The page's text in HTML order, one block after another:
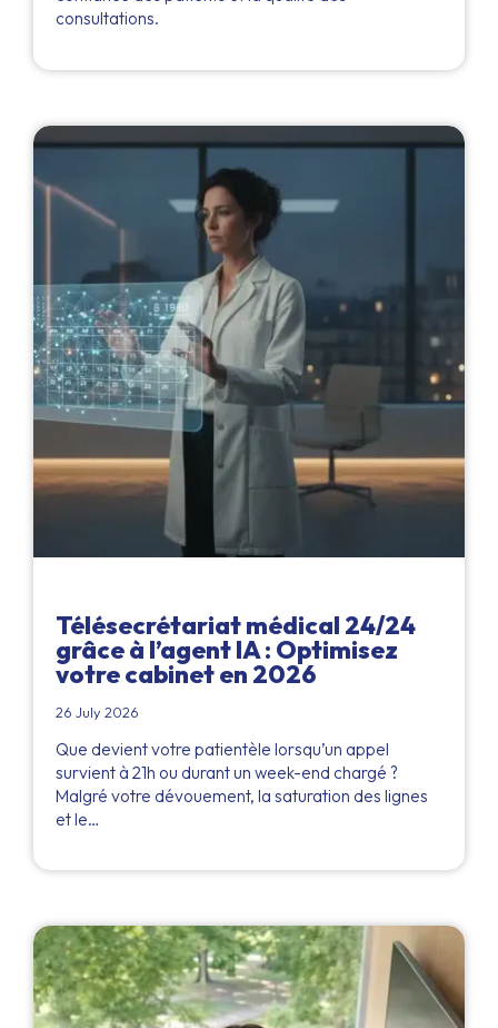
consultations.
Télésecrétariat médical 24/24
grâce à l’agent IA : Optimisez
votre cabinet en 2026
26 July 2026
Que devient votre patientèle lorsqu’un appel
survient à 21h ou durant un week-end chargé ?
Malgré votre dévouement, la saturation des lignes
et le…